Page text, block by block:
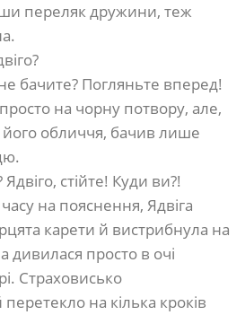
переляк дружини, теж
бачите? Погляньте вперед!
на чорну потвору, але,
його обличчя, бачив лише
стійте! Куди ви?!
на пояснення, Ядвіга
карети й вистрибнула на
дивилася просто в очі
Страховисько
на кілька кроків